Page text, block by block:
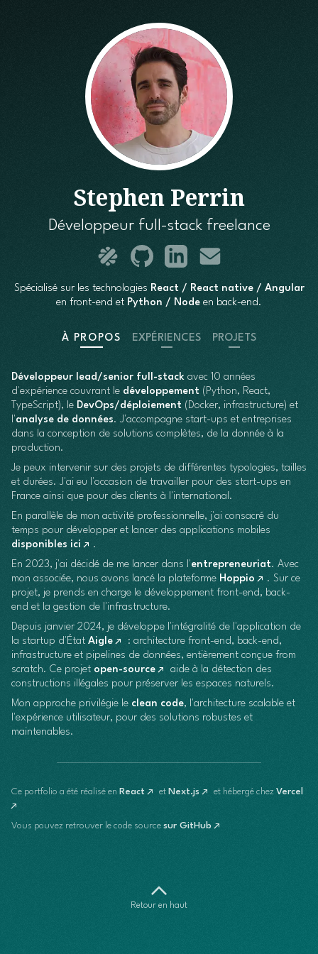
Stephen Perrin
Développeur full-stack freelance
Spécialisé sur les technologies React / React native / Angular
en front-end et Python / Node en back-end.
À PROPOS EXPÉRIENCES PROJETS
Développeur lead/senior full-stack avec 10 années
d'expérience couvrant le développement (Python, React,
TypeScript), le DevOps/déploiement (Docker, infrastructure) et
l'analyse de données. J'accompagne start-ups et entreprises
dans la conception de solutions complètes, de la donnée à la
production.
Je peux intervenir sur des projets de différentes typologies, tailles
et durées. J'ai eu l'occasion de travailler pour des start-ups en
France ainsi que pour des clients à l'international.
En parallèle de mon activité professionnelle, j'ai consacré du
temps pour développer et lancer des applications mobiles
disponibles ici
.
En 2023, j'ai décidé de me lancer dans l'entrepreneuriat. Avec
mon associée, nous avons lancé la plateforme Hoppio
. Sur ce
projet, je prends en charge le développement front-end, back-
end et la gestion de l'infrastructure.
Depuis janvier 2024, je développe l'intégralité de l'application de
la startup d'État Aigle
: architecture front-end, back-end,
infrastructure et pipelines de données, entièrement conçue from
scratch. Ce projet open-source
aide à la détection des
constructions illégales pour préserver les espaces naturels.
Mon approche privilégie le clean code, l'architecture scalable et
l'expérience utilisateur, pour des solutions robustes et
maintenables.
Ce portfolio a été réalisé en React et Next.js et hébergé chez Vercel
Vous pouvez retrouver le code source sur GitHub
Retour en haut